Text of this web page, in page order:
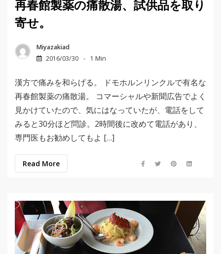
再春館製薬の痛散湯、試供品を取り
寄せ。
Miyazakiad
2016/03/30
1 Min
漢方で痛みを和らげる。 ドモホルンリンクルで有名な
再春館製薬の痛散湯。 コマーシャルや新聞広告でよく
見かけていたので、気にはなっていたが、電話をして
みると30分ほど問診。2時間後に改めて電話があり、
専門医もお勧めしてもよ […]
Read More